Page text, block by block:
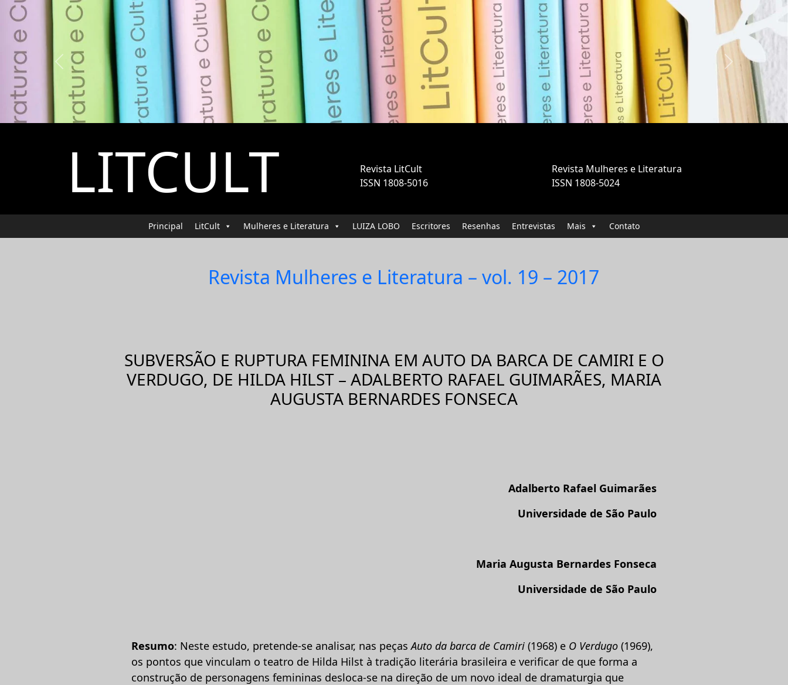
Previous Next
LITCULT
Revista LitCult
ISSN 1808-5016
Revista Mulheres e Literatura
ISSN 1808-5024
Principal LitCult Mulheres e Literatura LUIZA LOBO Escritores Resenhas Entrevistas Mais Contato
Revista Mulheres e Literatura – vol. 19 – 2017
SUBVERSÃO E RUPTURA FEMININA EM AUTO DA BARCA DE CAMIRI E O
VERDUGO, DE HILDA HILST – ADALBERTO RAFAEL GUIMARÃES, MARIA
AUGUSTA BERNARDES FONSECA
Adalberto Rafael Guimarães
Universidade de São Paulo
Maria Augusta Bernardes Fonseca
Universidade de São Paulo
Resumo: Neste estudo, pretende-se analisar, nas peçasAuto da barca de Camiri (1968) e O Verdugo (1969),
os pontos que vinculam o teatro de Hilda Hilst à tradição literária brasileira e verificar de que forma a
construção de personagens femininas desloca-se na direção de um novo ideal de dramaturgia que